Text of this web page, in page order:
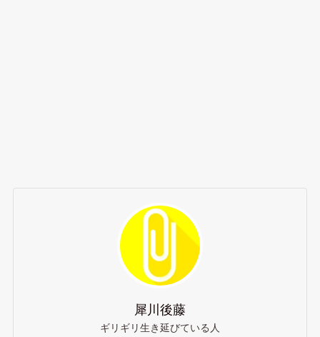
犀川後藤
ギリギリ生き延びている人